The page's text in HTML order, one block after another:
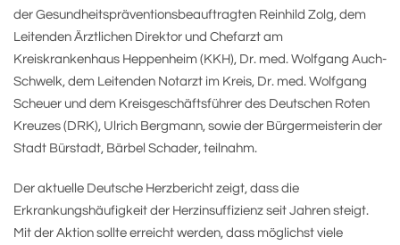
der Gesundheitspräventionsbeauftragten Reinhild Zolg, dem
Leitenden Ärztlichen Direktor und Chefarzt am
Kreiskrankenhaus Heppenheim (KKH), Dr. med. Wolfgang Auch-
Schwelk, dem Leitenden Notarzt im Kreis, Dr. med. Wolfgang
Scheuer und dem Kreisgeschäftsführer des Deutschen Roten
Kreuzes (DRK), Ulrich Bergmann, sowie der Bürgermeisterin der
Stadt Bürstadt, Bärbel Schader, teilnahm.
Der aktuelle Deutsche Herzbericht zeigt, dass die
Erkrankungshäufigkeit der Herzinsuffizienz seit Jahren steigt.
Mit der Aktion sollte erreicht werden, dass möglichst viele